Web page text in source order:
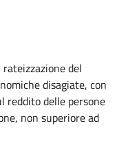
del
disagiate, con
reddito delle persone
non superiore ad